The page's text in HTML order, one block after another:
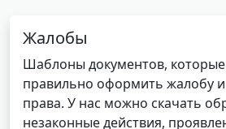
Жалобы
Шаблоны документов,
правильно оформить жалобу
права. У нас можно скачать
незаконные действия,